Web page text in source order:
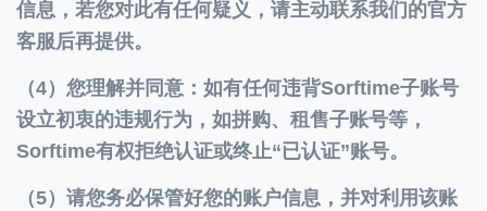
信息，若您对此有任何疑义，请主动联系我们的官方
客服后再提供。
（4）您理解并同意：如有任何违背Sorftime子账号
设立初衷的违规行为，如拼购、租售子账号等，
Sorftime有权拒绝认证或终止“已认证”账号。
（5）请您务必保管好您的账户信息，并对利用该账